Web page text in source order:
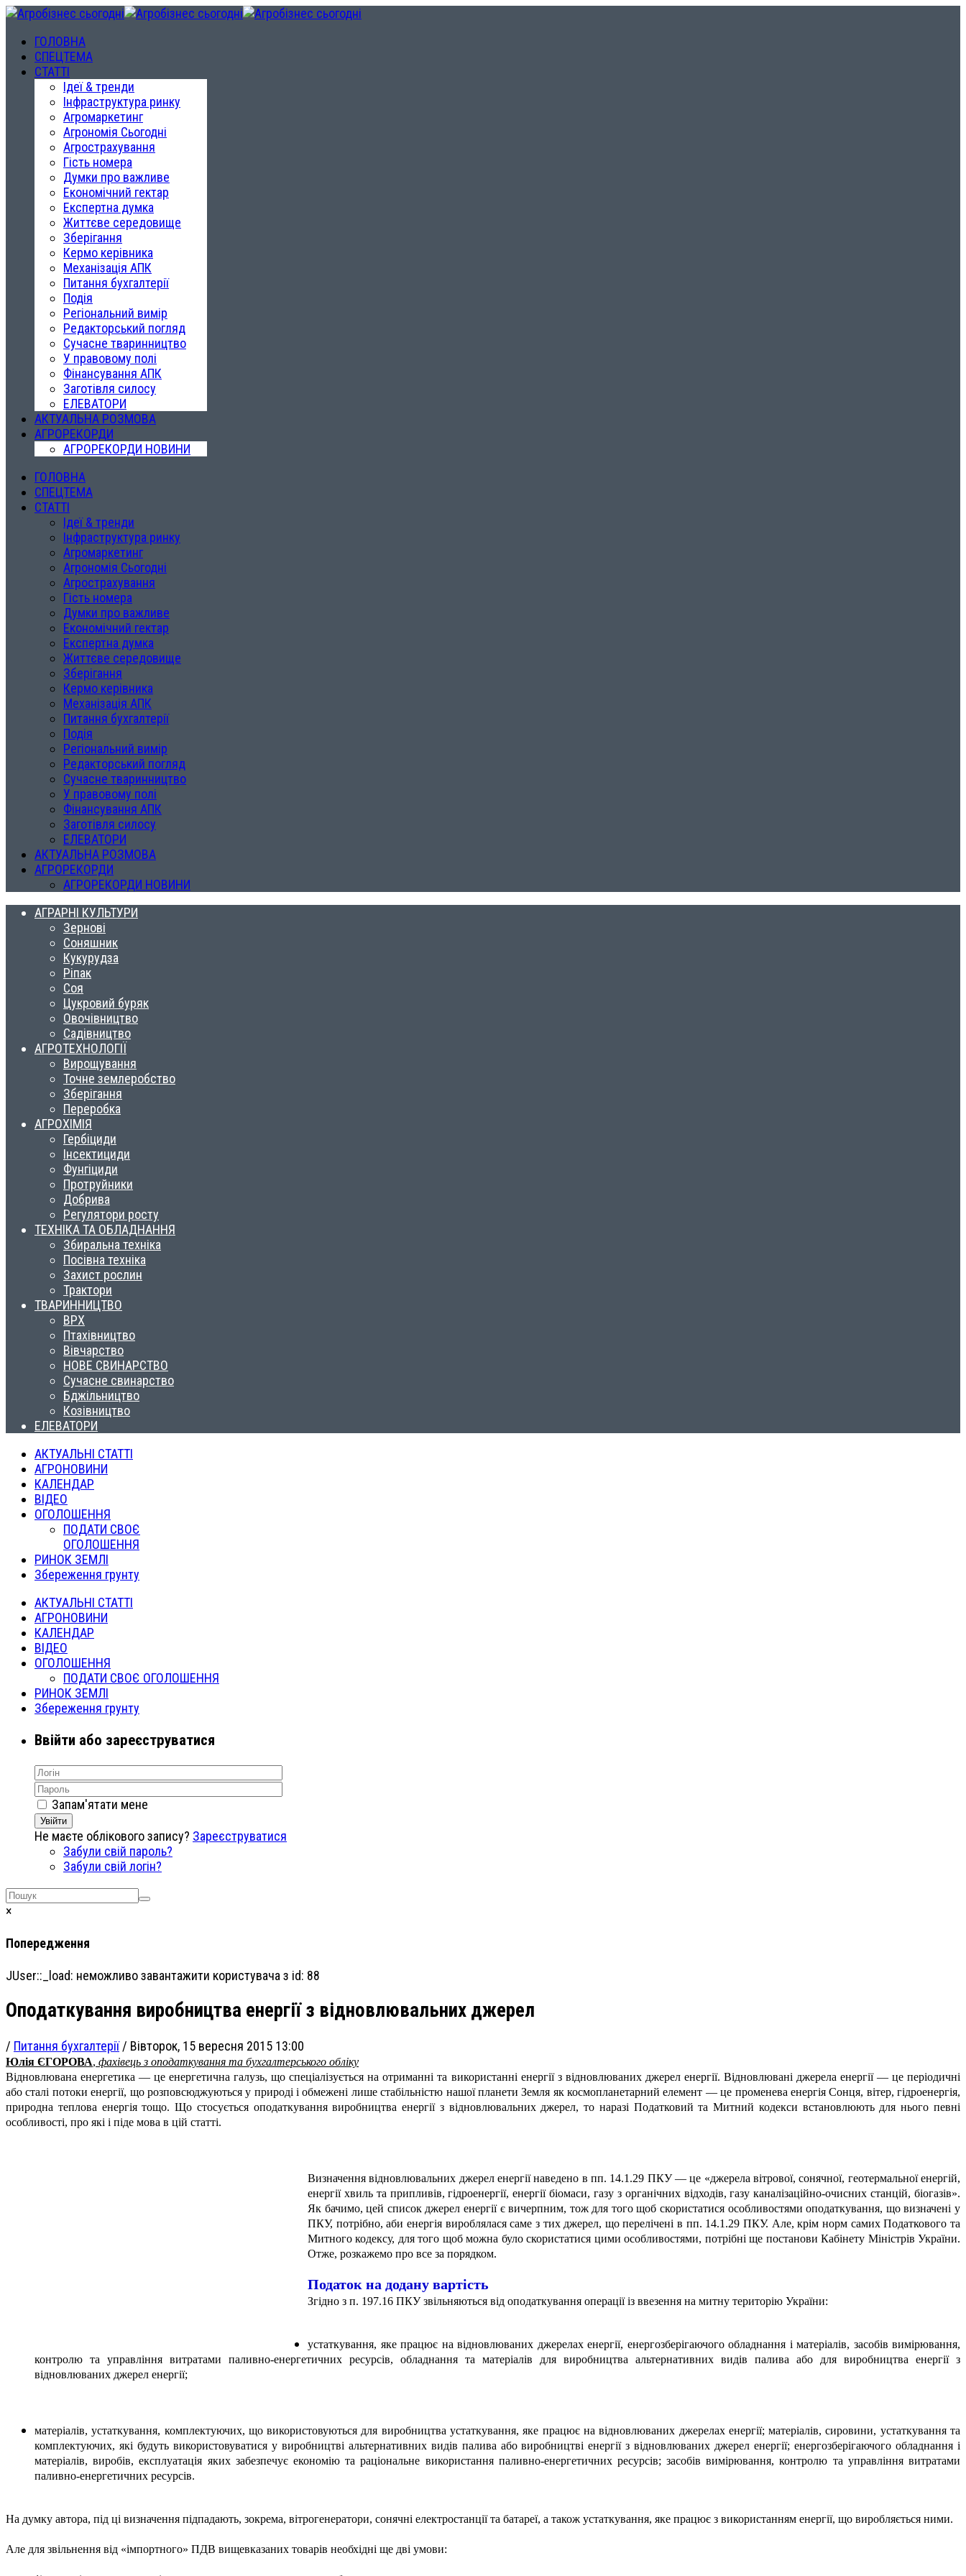
ГОЛОВНА
СПЕЦТЕМА
СТАТТІ
Ідеї & тренди
Інфраструктура ринку
Агромаркетинг
Агрономія Сьогодні
Агрострахування
Гість номера
Думки про важливе
Економічний гектар
Експертна думка
Життєве середовище
Зберігання
Кермо керівника
Механізація АПК
Питання бухгалтерії
Подія
Регіональний вимір
Редакторський погляд
Сучасне тваринництво
У правовому полі
Фінансування АПК
Заготівля силосу
ЕЛЕВАТОРИ
АКТУАЛЬНА РОЗМОВА
АГРОРЕКОРДИ
АГРОРЕКОРДИ НОВИНИ
ГОЛОВНА
СПЕЦТЕМА
СТАТТІ
Ідеї & тренди
Інфраструктура ринку
Агромаркетинг
Агрономія Сьогодні
Агрострахування
Гість номера
Думки про важливе
Економічний гектар
Експертна думка
Життєве середовище
Зберігання
Кермо керівника
Механізація АПК
Питання бухгалтерії
Подія
Регіональний вимір
Редакторський погляд
Сучасне тваринництво
У правовому полі
Фінансування АПК
Заготівля силосу
ЕЛЕВАТОРИ
АКТУАЛЬНА РОЗМОВА
АГРОРЕКОРДИ
АГРОРЕКОРДИ НОВИНИ
АГРАРНІ КУЛЬТУРИ
Зернові
Соняшник
Кукурудза
Ріпак
Соя
Цукровий буряк
Овочівництво
Садівництво
АГРОТЕХНОЛОГІЇ
Вирощування
Точне землеробство
Зберігання
Переробка
АГРОХІМІЯ
Гербіциди
Інсектициди
Фунгіциди
Протруйники
Добрива
Регулятори росту
ТЕХНІКА ТА ОБЛАДНАННЯ
Збиральна техніка
Посівна техніка
Захист рослин
Трактори
ТВАРИННИЦТВО
ВРХ
Птахівництво
Вівчарство
НОВЕ СВИНАРСТВО
Сучасне свинарство
Бджільництво
Козівництво
ЕЛЕВАТОРИ
АКТУАЛЬНІ СТАТТІ
АГРОНОВИНИ
КАЛЕНДАР
ВІДЕО
ОГОЛОШЕННЯ
ПОДАТИ СВОЄ
ОГОЛОШЕННЯ
РИНОК ЗЕМЛІ
Збереження грунту
АКТУАЛЬНІ СТАТТІ
АГРОНОВИНИ
КАЛЕНДАР
ВІДЕО
ОГОЛОШЕННЯ
ПОДАТИ СВОЄ ОГОЛОШЕННЯ
РИНОК ЗЕМЛІ
Збереження грунту
Ввійти або зареєструватися
Запам'ятати мене
Увійти
Не маєте облікового запису? Зареєструватися
Забули свій пароль?
Забули свій логін?
×
Попередження
JUser::_load: неможливо завантажити користувача з id: 88
Оподаткування виробництва енергії з відновлювальних джерел
/ Питання бухгалтерії / Вівторок, 15 вересня 2015 13:00
Юлія ЄГОРОВА, фахівець з оподаткування та бухгалтерського обліку
Відновлювана енергетика — це енергетична галузь, що спеціалізується на отриманні та використанні енергії з відновлюваних джерел енергії. Відновлювані джерела енергії — це періодичні
або сталі потоки енергії, що розповсюджуються у природі і обмежені лише стабільністю нашої планети Земля як космопланетарний елемент — це променева енергія Сонця, вітер, гідроенергія,
природна теплова енергія тощо. Що стосується оподаткування виробництва енергії з відновлювальних джерел, то наразі Податковий та Митний кодекси встановлюють для нього певні
особливості, про які і піде мова в цій статті.
Визначення відновлювальних джерел енергії наведено в пп. 14.1.29 ПКУ — це «джерела вітрової, сонячної, геотермальної енергій,
енергії хвиль та припливів, гідроенергії, енергії біомаси, газу з органічних відходів, газу каналізаційно-очисних станцій, біогазів».
Як бачимо, цей список джерел енергії є вичерпним, тож для того щоб скористатися особливостями оподаткування, що визначені у
ПКУ, потрібно, аби енергія вироблялася саме з тих джерел, що перелічені в пп. 14.1.29 ПКУ. Але, крім норм самих Податкового та
Митного кодексу, для того щоб можна було скористатися цими особливостями, потрібні ще постанови Кабінету Міністрів України.
Отже, розкажемо про все за порядком.
Податок на додану вартість
Згідно з п. 197.16 ПКУ звільняються від оподаткування операції із ввезення на митну територію України:
устаткування, яке працює на відновлюваних джерелах енергії, енергозберігаючого обладнання і матеріалів, засобів вимірювання,
контролю та управління витратами паливно-енергетичних ресурсів, обладнання та матеріалів для виробництва альтернативних видів палива або для виробництва енергії з
відновлюваних джерел енергії;
матеріалів, устаткування, комплектуючих, що використовуються для виробництва устаткування, яке працює на відновлюваних джерелах енергії; матеріалів, сировини, устаткування та
комплектуючих, які будуть використовуватися у виробництві альтернативних видів палива або виробництві енергії з відновлюваних джерел енергії; енергозберігаючого обладнання і
матеріалів, виробів, експлуатація яких забезпечує економію та раціональне використання паливно-енергетичних ресурсів; засобів вимірювання, контролю та управління витратами
паливно-енергетичних ресурсів.
На думку автора, під ці визначення підпадають, зокрема, вітрогенератори, сонячні електростанції та батареї, а також устаткування, яке працює з використанням енергії, що виробляється ними.
Але для звільнення від «імпортного» ПДВ вищевказаних товарів необхідні ще дві умови: